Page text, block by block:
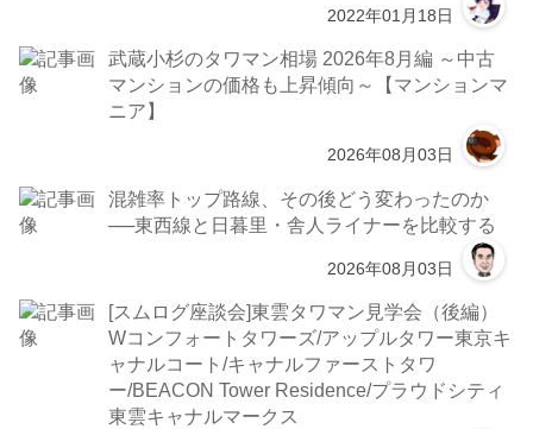
2022年01月18日
武蔵小杉のタワマン相場 2026年8月編 ～中古
マンションの価格も上昇傾向～【マンションマ
ニア】
2026年08月03日
混雑率トップ路線、その後どう変わったのか
──東西線と日暮里・舎人ライナーを比較する
2026年08月03日
[スムログ座談会]東雲タワマン見学会（後編）
Wコンフォートタワーズ/アップルタワー東京キ
ャナルコート/キャナルファーストタワ
ー/BEACON Tower Residence/プラウドシティ
東雲キャナルマークス